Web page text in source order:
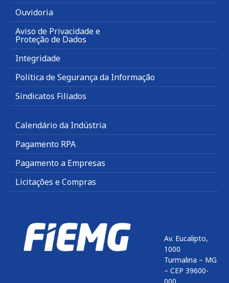
Ouvidoria
Aviso de Privacidade e
Proteção de Dados
Integridade
Política de Segurança da Informação
Sindicatos Filiados
Calendário da Indústria
Pagamento RPA
Pagamento a Empresas
Licitações e Compras
Av. Eucalipto,
1000
Turmalina – MG
– CEP 39600-